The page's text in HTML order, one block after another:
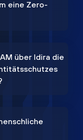
eine Zero-
über Idira die